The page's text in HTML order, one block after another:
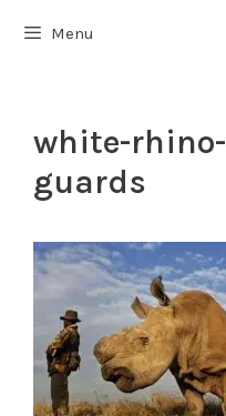
Menu
white-
guards